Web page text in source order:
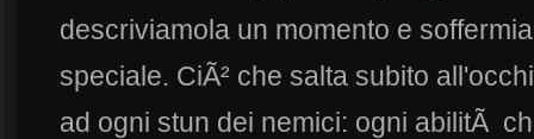
descriviamola un momento e
speciale. CiÃ² che salta subito
ad ogni stun dei nemici: ogni abilitÃ